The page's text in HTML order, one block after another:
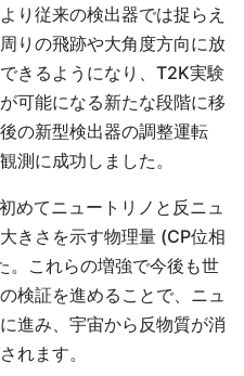
り従来の検出器では捉らえ
りの飛跡や大角度方向に放
きるようになり、T2K実験
可能になる新たな段階に移
の新型検出器の調整運転
測に成功しました。
めてニュートリノと反ニュ
きさを示す物理量 (CP位相
。これらの増強で今後も世
検証を進めることで、ニュ
進み、宇宙から反物質が消
れます。